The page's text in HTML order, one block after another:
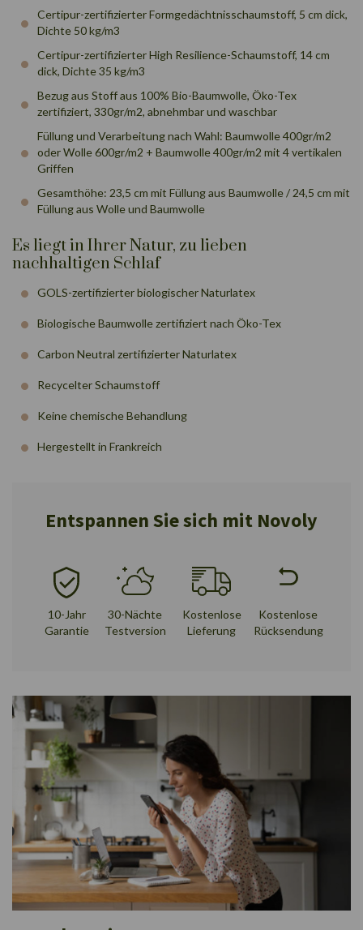
Certipur-zertifizierter Formgedächtnisschaumstoff, 5 cm dick,
Dichte 50 kg/m3
Certipur-zertifizierter High Resilience-Schaumstoff, 14 cm
dick, Dichte 35 kg/m3
Bezug aus Stoff aus 100% Bio-Baumwolle, Öko-Tex
zertifiziert, 330gr/m2, abnehmbar und waschbar
Füllung und Verarbeitung nach Wahl: Baumwolle 400gr/m2
oder Wolle 600gr/m2 + Baumwolle 400gr/m2 mit 4 vertikalen
Griffen
Gesamthöhe: 23,5 cm mit Füllung aus Baumwolle / 24,5 cm mit
Füllung aus Wolle und Baumwolle
Es liegt in Ihrer Natur, zu lieben
nachhaltigen Schlaf
GOLS-zertifizierter biologischer Naturlatex
Biologische Baumwolle zertifiziert nach Öko-Tex
Carbon Neutral zertifizierter Naturlatex
Recycelter Schaumstoff
Keine chemische Behandlung
Hergestellt in Frankreich
Entspannen Sie sich mit Novoly
10-Jahr
Garantie
30-Nächte
Testversion
Kostenlose
Lieferung
Kostenlose
Rücksendung